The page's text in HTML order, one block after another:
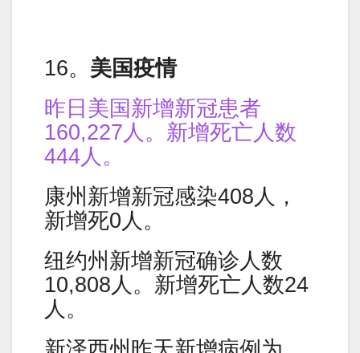
16。 美国疫情
昨日美国新增新冠患者
160,227人。新增死亡人数
444人。
康州新增新冠感染408人，
新增死0人。
纽约州新增新冠确诊人数
10,808人。新增死亡人数24
人。